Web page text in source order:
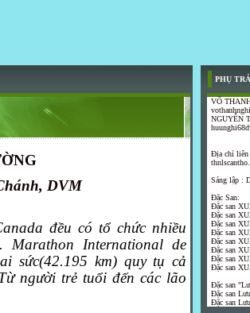
DVM
đều có tổ chức nhiều
International de
sức(42.195 km) quy tụ cả
người trẻ tuổi đến các lão
PHỤ
VÕ
NGUYỄN
Địa chỉ liên
Sáng lập :
Đặc San:
Đặc san
Đặc san
Đặc san
Đặc san
Đặc san
Đặc san
Đặc san
Đặc san
Đặc san
Đặc san
Đặc san